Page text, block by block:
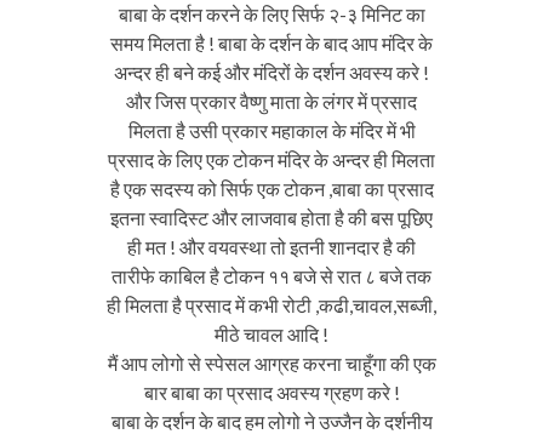
बाबा के दर्शन करने के लिए सिर्फ २-३ मिनिट का
समय मिलता है ! बाबा के दर्शन के बाद आप मंदिर के
अन्दर ही बने कई और मंदिरों के दर्शन अवस्य करे !
और जिस प्रकार वैष्णु माता के लंगर में प्रसाद
मिलता है उसी प्रकार महाकाल के मंदिर में भी
प्रसाद के लिए एक टोकन मंदिर के अन्दर ही मिलता
है एक सदस्य को सिर्फ एक टोकन ,बाबा का प्रसाद
इतना स्वादिस्ट और लाजवाब होता है की बस पूछिए
ही मत ! और वयवस्था तो इतनी शानदार है की
तारीफे काबिल है टोकन ११ बजे से रात ८ बजे तक
ही मिलता है प्रसाद में कभी रोटी ,कढी,चावल,सब्जी,
मीठे चावल आदि !
मैं आप लोगो से स्पेसल आग्रह करना चाहूँगा की एक
बार बाबा का प्रसाद अवस्य ग्रहण करे !
बाबा के दर्शन के बाद हम लोगो ने उज्जैन के दर्शनीय